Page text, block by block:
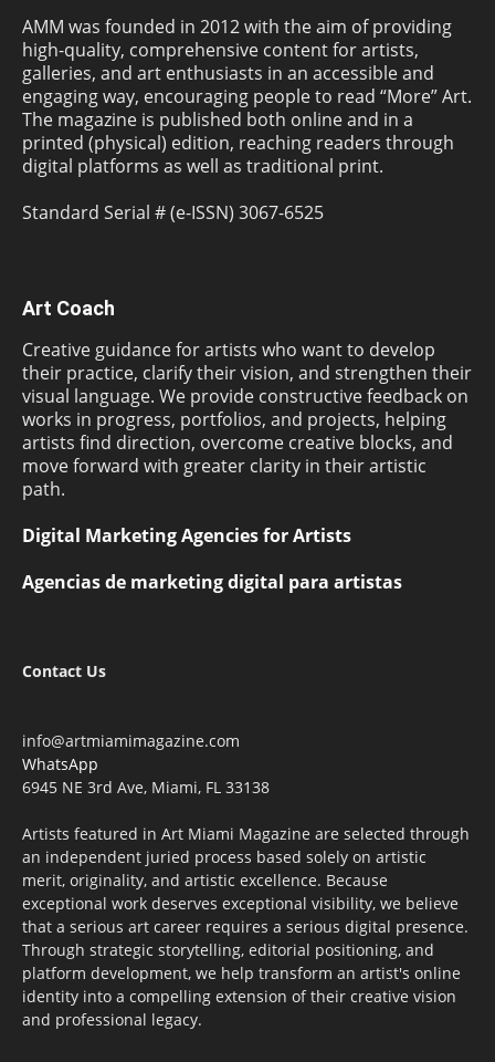
AMM was founded in 2012 with the aim of providing
high-quality, comprehensive content for artists,
galleries, and art enthusiasts in an accessible and
engaging way, encouraging people to read “More” Art.
The magazine is published both online and in a
printed (physical) edition, reaching readers through
digital platforms as well as traditional print.
Standard Serial # (e-ISSN) 3067-6525
Art Coach
Creative guidance for artists who want to develop
their practice, clarify their vision, and strengthen their
visual language. We provide constructive feedback on
works in progress, portfolios, and projects, helping
artists find direction, overcome creative blocks, and
move forward with greater clarity in their artistic
path.
Digital Marketing Agencies for Artists
Agencias de marketing digital para artistas
Contact Us
info@artmiamimagazine.com
WhatsApp
6945 NE 3rd Ave, Miami, FL 33138
Artists featured in Art Miami Magazine are selected through
an independent juried process based solely on artistic
merit, originality, and artistic excellence. Because
exceptional work deserves exceptional visibility, we believe
that a serious art career requires a serious digital presence.
Through strategic storytelling, editorial positioning, and
platform development, we help transform an artist's online
identity into a compelling extension of their creative vision
and professional legacy.